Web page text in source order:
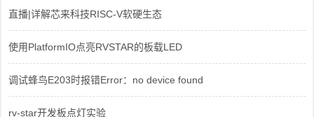
直播|详解芯来科技RISC-V软硬生态
使用PlatformIO点亮RVSTAR的板载LED
调试蜂鸟E203时报错Error：no device found
rv-star开发板点灯实验